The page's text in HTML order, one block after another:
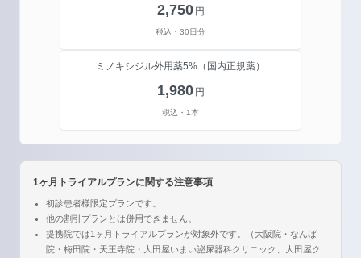
2,750 円
税込・30日分
ミノキシジル外用薬5% （国内正規薬）
1,980 円
税込・1本
1ヶ月トライアルプランに関する注意事項
初診患者様限定プランです。
他の割引プランとは併用できません。
提携院では1ヶ月トライアルプランが対象外です。（大阪院・なんば
院・梅田院・天王寺院・大田屋いまい泌尿器科クリニック、大田屋ク